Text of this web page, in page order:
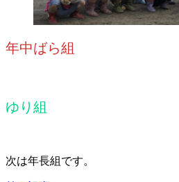
年中ばら組
ゆり組
次は年長組です。